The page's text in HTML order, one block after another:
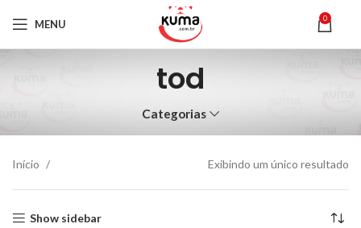
MENU 0
tod
Categorias
Início Exibindo um único resultado
Show sidebar